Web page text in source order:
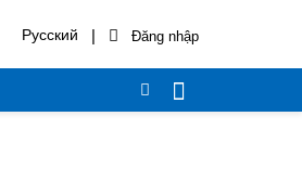
Русский |